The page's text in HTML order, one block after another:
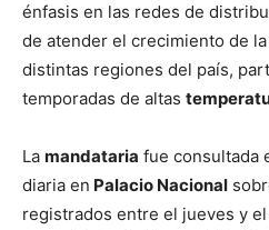
énfasis en las redes de
de atender el crecimiento de
distintas regiones del país,
temporadas de altas
La mandataria fue consultada
diaria en Palacio Nacional
registrados entre el jueves y